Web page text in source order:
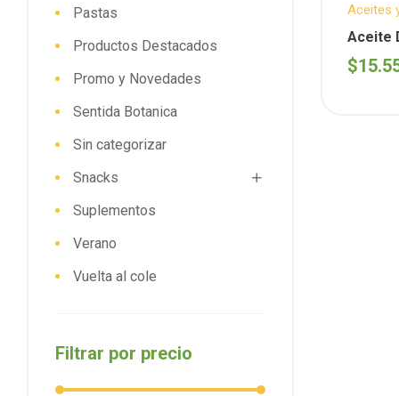
Aceites
Aceite
$
Pastas
Productos Destacados
Promo y Novedades
Sentida Botanica
Sin categorizar
Snacks
Suplementos
Verano
Vuelta al cole
Filtrar por precio